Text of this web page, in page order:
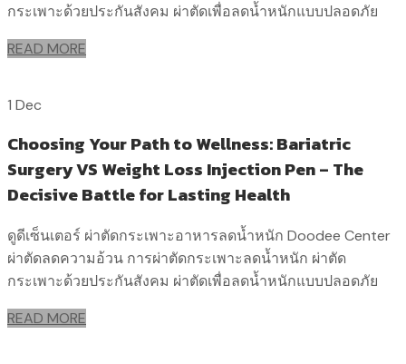
กระเพาะด้วยประกันสังคม ผ่าตัดเพื่อลดน้ำหนักแบบปลอดภัย
READ MORE
1 Dec
Choosing Your Path to Wellness: Bariatric
Surgery VS Weight Loss Injection Pen – The
Decisive Battle for Lasting Health
ดูดีเซ็นเตอร์ ผ่าตัดกระเพาะอาหารลดน้ำหนัก Doodee Center
ผ่าตัดลดความอ้วน การผ่าตัดกระเพาะลดน้ำหนัก ผ่าตัด
กระเพาะด้วยประกันสังคม ผ่าตัดเพื่อลดน้ำหนักแบบปลอดภัย
READ MORE